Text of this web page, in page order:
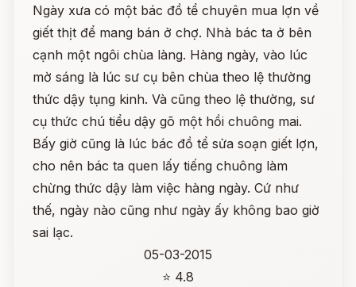
Ngày xưa có một bác đồ tể chuyên mua lợn về
giết thịt để mang bán ở chợ. Nhà bác ta ở bên
cạnh một ngôi chùa làng. Hàng ngày, vào lúc
mờ sáng là lúc sư cụ bên chùa theo lệ thường
thức dậy tụng kinh. Và cũng theo lệ thường, sư
cụ thức chú tiểu dậy gõ một hồi chuông mai.
Bấy giờ cũng là lúc bác đồ tể sửa soạn giết lợn,
cho nên bác ta quen lấy tiếng chuông làm
chừng thức dậy làm việc hàng ngày. Cứ như
thế, ngày nào cũng như ngày ấy không bao giờ
sai lạc.
05-03-2015
⭐ 4.8